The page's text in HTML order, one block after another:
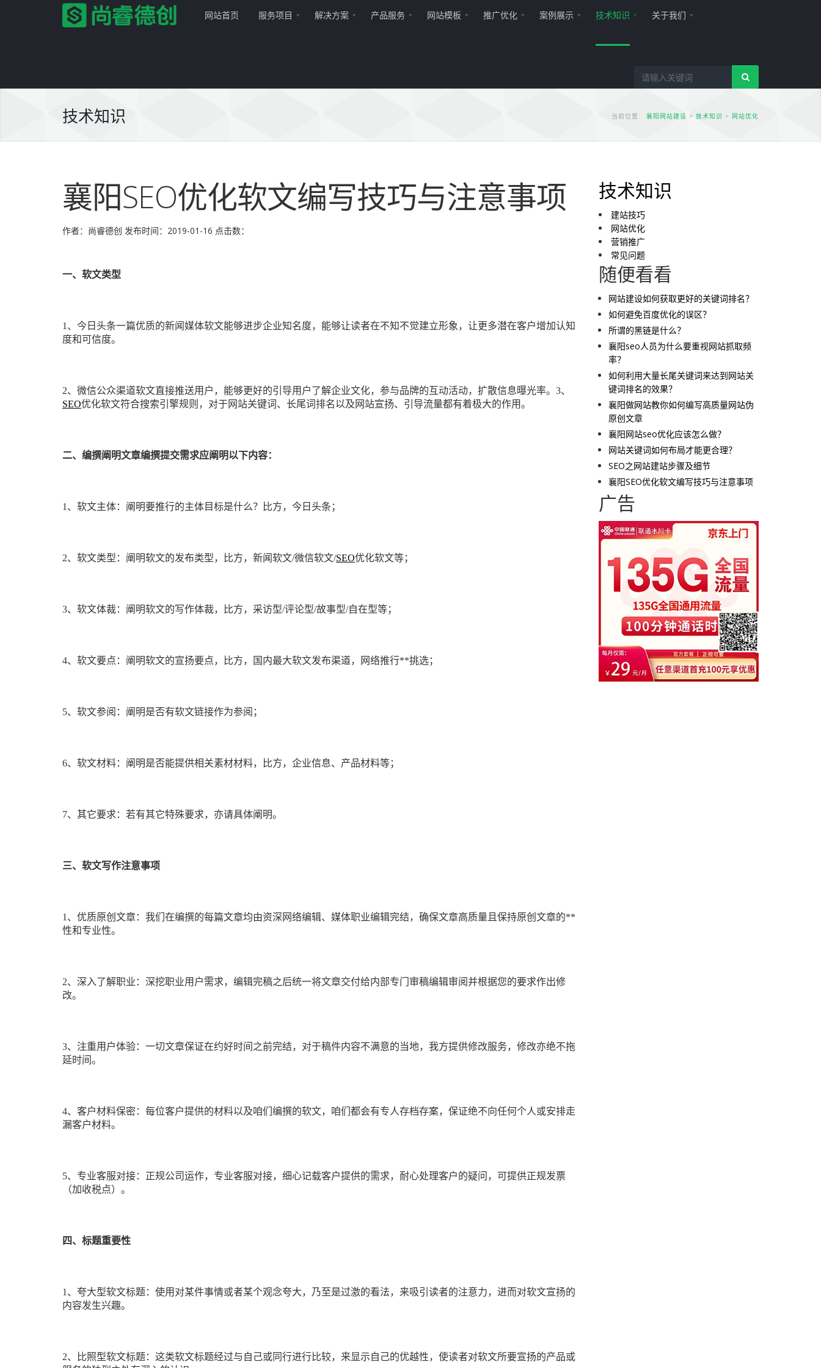
网站首页 服务项目 解决方案 产品服务 网站模板 推广优化 案例展示 技术知识 关于我们
网站建设
平面设计
数据与API
小程序开发
解决方案
企业网站
高端网站
物联网APP定制开发
快速建站
云应用·小程序
产品服务
云主机
短信群发
云·速成美站
弹窗广告
企业网站
行业信息网站
技术知识
网站优化
团队成员
合作客户
预约服务
技术知识 当前位置: 襄阳网站建设 > 技术知识 > 网站优化
襄阳SEO优化软文编写技巧与注意事项
作者：尚睿德创 发布时间：2019-01-16 点击数：
一、软文类型
1、今日头条一篇优质的新闻媒体软文能够进步企业知名度，能够让读者在不知不觉建立形象，让更多潜在客户增加认知
度和可信度。
2、微信公众渠道软文直接推送用户，能够更好的引导用户了解企业文化，参与品牌的互动活动，扩散信息曝光率。3、
SEO优化软文符合搜索引擎规则，对于网站关键词、长尾词排名以及网站宣扬、引导流量都有着极大的作用。
二、编撰阐明文章编撰提交需求应阐明以下内容：
1、软文主体：阐明要推行的主体目标是什么？比方，今日头条；
2、软文类型：阐明软文的发布类型，比方，新闻软文/微信软文/SEO优化软文等；
3、软文体裁：阐明软文的写作体裁，比方，采访型/评论型/故事型/自在型等；
4、软文要点：阐明软文的宣扬要点，比方，国内最大软文发布渠道，网络推行**挑选；
5、软文参阅：阐明是否有软文链接作为参阅；
6、软文材料：阐明是否能提供相关素材材料，比方，企业信息、产品材料等；
7、其它要求：若有其它特殊要求，亦请具体阐明。
三、软文写作注意事项
1、优质原创文章：我们在编撰的每篇文章均由资深网络编辑、媒体职业编辑完结，确保文章高质量且保持原创文章的**
性和专业性。
2、深入了解职业：深挖职业用户需求，编辑完稿之后统一将文章交付给内部专门审稿编辑审阅并根据您的要求作出修
改。
3、注重用户体验：一切文章保证在约好时间之前完结，对于稿件内容不满意的当地，我方提供修改服务，修改亦绝不拖
延时间。
4、客户材料保密：每位客户提供的材料以及咱们编撰的软文，咱们都会有专人存档存案，保证绝不向任何个人或安排走
漏客户材料。
5、专业客服对接：正规公司运作，专业客服对接，细心记载客户提供的需求，耐心处理客户的疑问，可提供正规发票
（加收税点）。
四、标题重要性
1、夸大型软文标题：使用对某件事情或者某个观念夸大，乃至是过激的看法，来吸引读者的注意力，进而对软文宣扬的
内容发生兴趣。
2、比照型软文标题：这类软文标题经过与自己或同行进行比较，来显示自己的优越性，使读者对软文所要宣扬的产品或
技术知识
建站技巧
网站优化
营销推广
常见问题
随便看看
网站建设如何获取更好的关键词排名？
如何避免百度优化的误区？
所谓的黑链是什么？
襄阳seo人员为什么要重视网站抓取频
率？
如何利用大量长尾关键词来达到网站关
键词排名的效果？
襄阳做网站教你如何编写高质量网站伪
原创文章
襄阳网站seo优化应该怎么做？
网站关键词如何布局才能更合理？
SEO之网站建站步骤及细节
襄阳SEO优化软文编写技巧与注意事项
广告